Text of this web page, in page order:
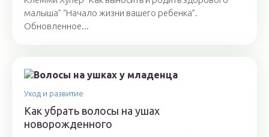
малыша” “Начало жизни вашего ребенка”.
Обновленное...
Уход и развитие
Как убрать волосы на ушах
новорожденного